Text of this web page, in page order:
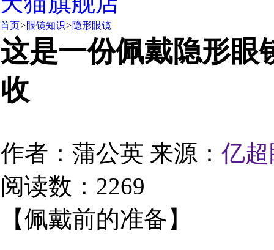
首页>眼镜知识>隐形眼镜
这是一份佩戴隐形眼
收
作者：蒲公英 来源： 亿
阅读数：2269
【佩戴前的准备】